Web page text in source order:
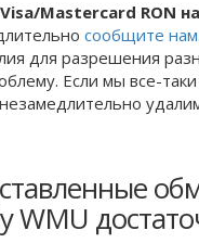
Visa/Mastercard RON
сообщите нам
для разрешения
Если мы все-
WMU